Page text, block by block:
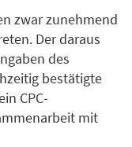
zwar zunehmend
Der daraus
des
bestätigte
CPC-
mit